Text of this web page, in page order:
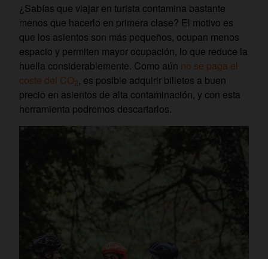
¿Sabías que viajar en turista contamina bastante
menos que hacerlo en primera clase? El motivo es
que los asientos son más pequeños, ocupan menos
espacio y permiten mayor ocupación, lo que reduce la
huella considerablemente. Como aún no se paga el
coste del CO2, es posible adquirir billetes a buen
precio en asientos de alta contaminación, y con esta
herramienta podremos descartarlos.